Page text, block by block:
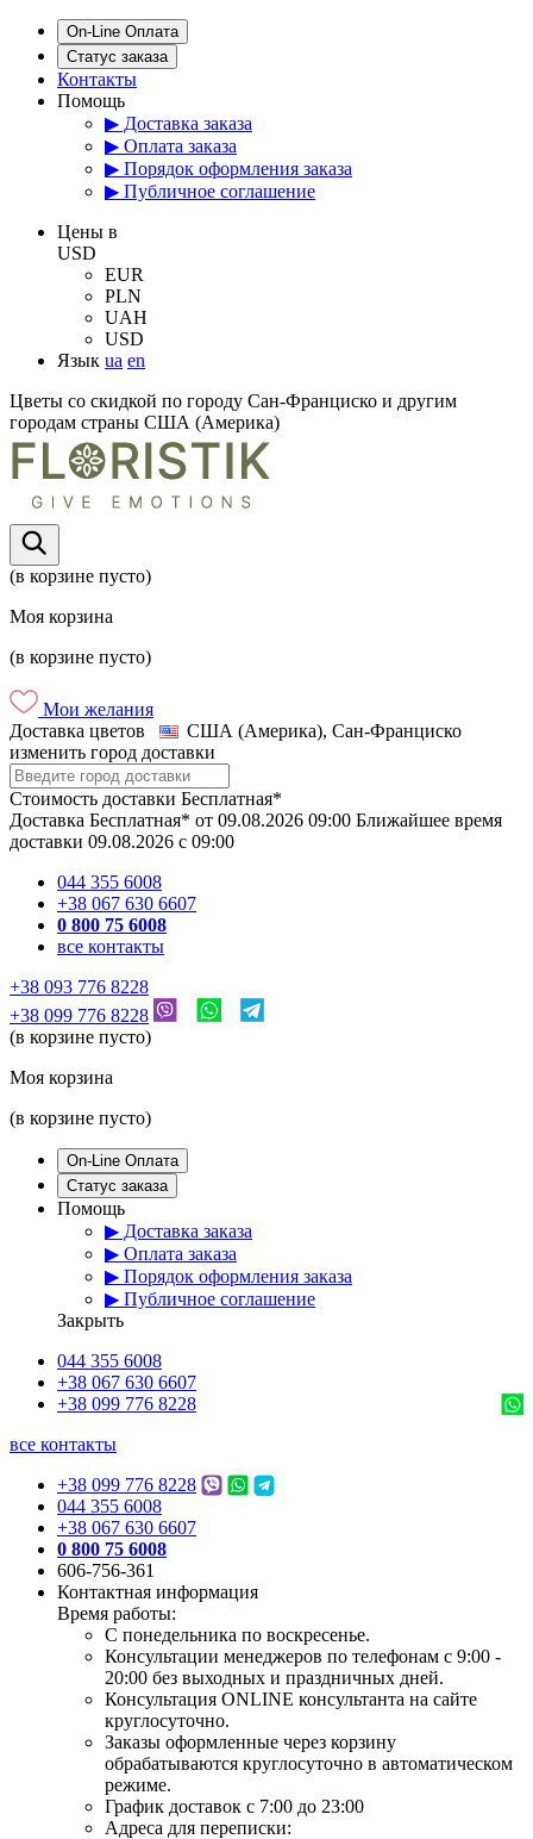
On-Line Оплата
Статус заказа
Контакты
Помощь
▶ Доставка заказа
▶ Оплата заказа
▶ Порядок оформления заказа
▶ Публичное соглашение
Цены в
USD
EUR
PLN
UAH
USD
Язык ua en
Цветы со скидкой по городу Сан-Франциско и другим
городам страны США (Америка)
(в корзине пусто)
Моя корзина
(в корзине пусто)
Мои желания
Доставка цветов
США (Америка), Сан-Франциско
изменить город доставки
Стоимость доставки Бесплатная*
Доставка Бесплатная* от 09.08.2026 09:00 Ближайшее время
доставки 09.08.2026 c 09:00
044 355 6008
+38 067 630 6607
0 800 75 6008
все контакты
+38 093 776 8228
+38 099 776 8228
(в корзине пусто)
Моя корзина
(в корзине пусто)
On-Line Оплата
Статус заказа
Помощь
▶ Доставка заказа
▶ Оплата заказа
▶ Порядок оформления заказа
▶ Публичное соглашение
Закрыть
044 355 6008
+38 067 630 6607
+38 099 776 8228
все контакты
+38 099 776 8228
044 355 6008
+38 067 630 6607
0 800 75 6008
606-756-361
Контактная информация
Время работы:
С понедельника по воскресенье.
Консультации менеджеров по телефонам с 9:00 -
20:00 без выходных и праздничных дней.
Консультация ONLINE консультанта на сайте
круглосуточно.
Заказы оформленные через корзину
обрабатываются круглосуточно в автоматическом
режиме.
График доставок с 7:00 до 23:00
Адреса для переписки: